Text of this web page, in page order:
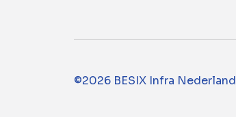
©2026 BESIX Infra Nederland